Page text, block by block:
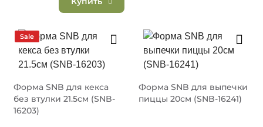
Sale
Форма SNB для кекса
без втулки 21.5см (SNB-
16203)
Форма SNB для выпечки
пиццы 20см (SNB-16241)